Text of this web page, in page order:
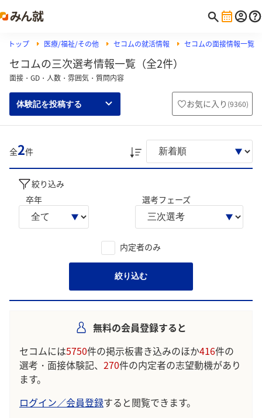
トップ 医療/福祉/その他 セコムの就活情報 セコムの面接情報一覧
セコムの三次選考情報一覧（全2件）
面接・GD・人数・雰囲気・質問内容
体験記を投稿する お気に入り (9360)
全2件
絞り込み
卒年
選考フェーズ
内定者のみ
絞り込む
無料の会員登録すると
セコムには5750件の掲示板書き込みのほか416件の
選考・面接体験記、 270件の内定者の志望動機があり
ます。
ログイン／会員登録すると閲覧できます。